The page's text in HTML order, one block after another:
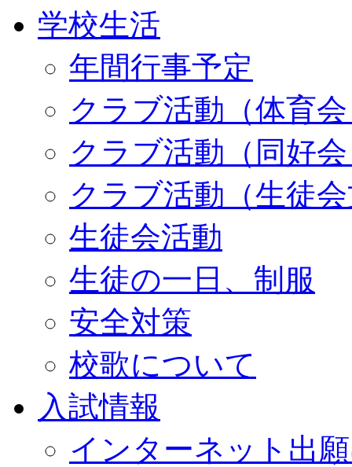
学校生活
年間行事予定
クラブ活動（体育
クラブ活動（同好
クラブ活動（生徒
生徒会活動
生徒の一日、制服
安全対策
校歌について
入試情報
インターネット出